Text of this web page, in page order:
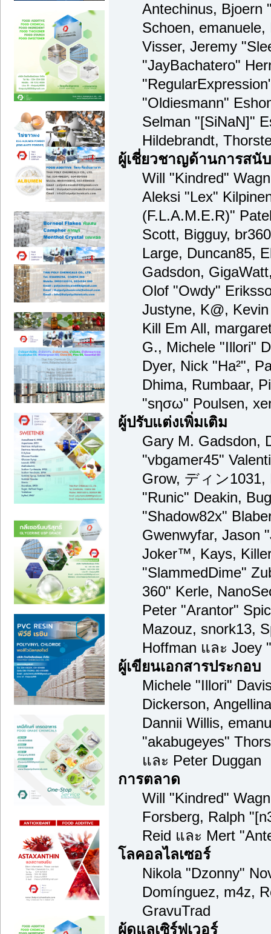
Antechinus, Bjoern
Schoen,
Visser, Jeremy
"JayBachatero"
"Oldiesmann"
Selman "[SiNaN]"
Hildebrandt,
ผู้เชี่ยวชาญด้านการสนั
Will "Kindred"
Aleksi "Lex"
(F.L.A.M.E.R)"
Scott, Bigguy,
Large, Duncan85,
Gadsdon,
Olof "Owdy"
Justyne, K@,
Kill Em All,
G., Michele "Illori"
Dyer, Nick "Ha²",
Dhima, Rumbaar,
"sησω" Poulsen,
ผู้ปรับแต่งเพิ่มเติม
Gary M. Gadsdon,
"vbgamer45"
Grow, ディン1031,
"Runic" Deakin,
"Shadow82x"
Gwenwyfar, Jason
Joker™, Kays,
"SlammedDime"
360" Kerle,
Peter "Arantor"
Mazouz, snork13,
Hoffman และ Joey
ผู้เขียนเอกสารประกอบ
Michele "Illori"
Dickerson,
Dannii Willis,
"akabugeyes"
และ Peter Duggan
การตลาด
Will "Kindred"
Forsberg, Ralph
Reid และ Mert
โลคอลไลเซอร์
Nikola "Dzonny"
Domínguez, m4z,
GravuTrad
ผู้ดูแลเซิร์ฟเวอร์